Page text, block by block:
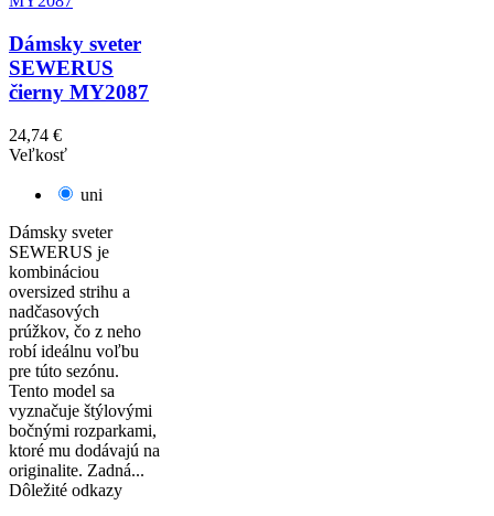
Dámsky sveter
SEWERUS
čierny MY2087
24,74 €
Veľkosť
uni
Dámsky sveter
SEWERUS je
kombináciou
oversized strihu a
nadčasových
prúžkov, čo z neho
robí ideálnu voľbu
pre túto sezónu.
Tento model sa
vyznačuje štýlovými
bočnými rozparkami,
ktoré mu dodávajú na
originalite. Zadná...
Dôležité odkazy